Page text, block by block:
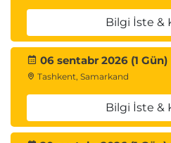
Bilgi İste &
06 sentabr 2026 (1 Gün)
Tashkent, Samarkand
Bilgi İste &